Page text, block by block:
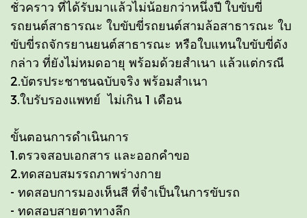
ชั่วคราว ที่ได้รับมาแล้วไม่น้อยกว่าหนึ่งปี ใบขับขี่
รถยนต์สาธารณะ ใบขับขี่รถยนต์สามล้อสาธารณะ ใบ
ขับขี่รถจักรยานยนต์สาธารณะ หรือใบแทนใบขับขี่ดัง
กล่าว ที่ยังไม่หมดอายุ พร้อมด้วยสำเนา แล้วแต่กรณี
2.บัตรประชาชนฉบับจริง พร้อมสำเนา
3.ใบรับรองแพทย์ ไม่เกิน 1 เดือน
ขั้นตอนการดำเนินการ
1.ตรวจสอบเอกสาร และออกคำขอ
2.ทดสอบสมรรถภาพร่างกาย
- ทดสอบการมองเห็นสี ที่จำเป็นในการขับรถ
- ทดสอบสายตาทางลึก